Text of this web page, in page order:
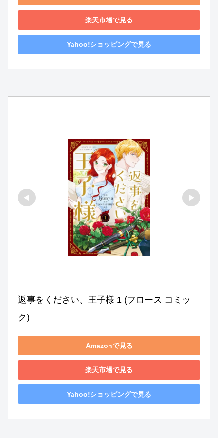
楽天市場で見る
Yahoo!ショッピングで見る
返事をください、王子様 1 (フロース コミッ
ク)
Amazonで見る
楽天市場で見る
Yahoo!ショッピングで見る